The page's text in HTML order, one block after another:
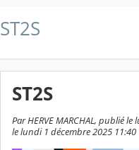
ST2S
ST2S
Par HERVE MARCHAL, publié
le lundi 1 décembre 2025 11:40